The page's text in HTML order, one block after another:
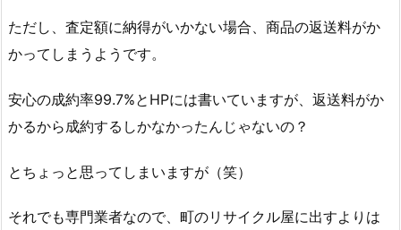
ただし、査定額に納得がいかない場合、商品の返送料がか
かってしまうようです。
安心の成約率99.7%とHPには書いていますが、返送料がか
かるから成約するしかなかったんじゃないの？
とちょっと思ってしまいますが（笑）
それでも専門業者なので、町のリサイクル屋に出すよりは